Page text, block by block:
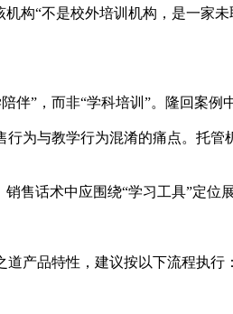
构“不是校外培训机构，是一家
”，而非“学科培训”。隆回案
为与教学行为混淆的痛点。托
售话术中应围绕“学习工具”定位
产品特性，建议按以下流程执行：